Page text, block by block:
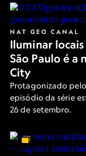
NAT GEO CANAL
Iluminar
São Paulo é a
City
Protagonizado
episódio da série
26 de setembro.